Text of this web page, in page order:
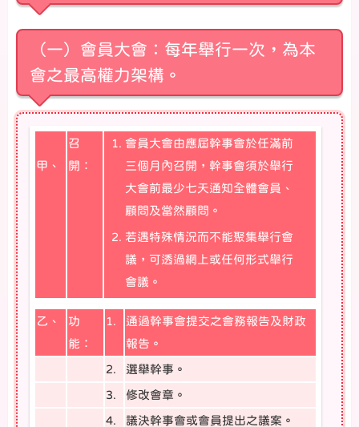
（一）會員大會：每年舉行一次，為本
會之最高權力架構。
甲、
召
開：
會員大會由應屆幹事會於任滿前
三個月內召開，幹事會須於舉行
大會前最少七天通知全體會員、
顧問及當然顧問。
若遇特殊情況而不能聚集舉行會
議，可透過網上或任何形式舉行
會議。
乙、
功
能：
1.
通過幹事會提交之會務報告及財政
報告。
2. 選舉幹事。
3. 修改會章。
4. 議決幹事會或會員提出之議案。